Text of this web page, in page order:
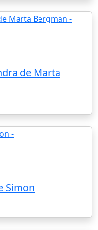
de Marta
Simon